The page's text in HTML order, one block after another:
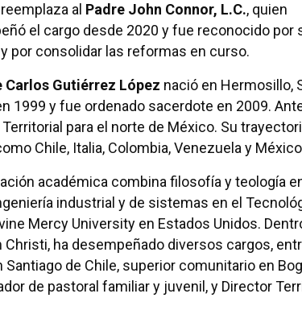
al Padre John Connor, L.C., quien
el cargo desde 2020 y fue reconocido por
por consolidar las reformas en curso.
Carlos Gutiérrez López nació en Hermosillo,
1999 y fue ordenado sacerdote en 2009.
para el norte de México. Su
Chile, Italia, Colombia, Venezuela y
académica combina filosofía y teología
industrial y de sistemas en el
Mercy University en Estados Unidos.
Christi, ha desempeñado diversos cargos,
Santiago de Chile, superior comunitario en
de pastoral familiar y juvenil, y Director